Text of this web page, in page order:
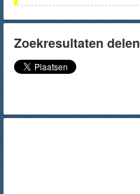
Zoekresultaten delen